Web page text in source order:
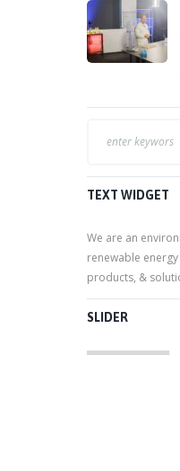
TEXT WIDGET
We are an
renewable
products, &
SLIDER